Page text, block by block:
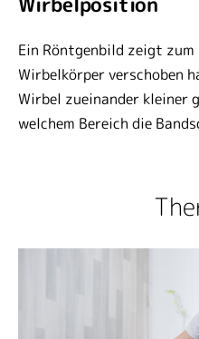
Ein Röntgenbild zeigt zum
Wirbelkörper verschoben
Wirbel zueinander kleiner
welchem Bereich die